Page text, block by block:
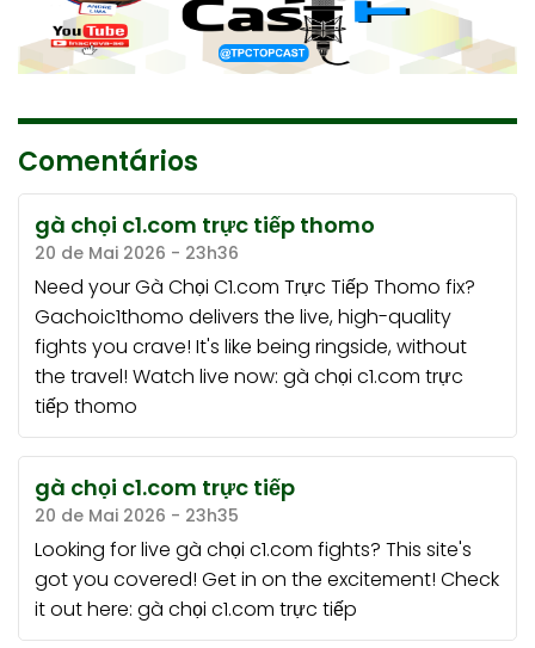
Comentários
gà chọi c1.com trực tiếp thomo
20 de Mai 2026 - 23h36
Need your Gà Chọi C1.com Trực Tiếp Thomo fix?
Gachoic1thomo delivers the live, high-quality
fights you crave! It's like being ringside, without
the travel! Watch live now: gà chọi c1.com trực
tiếp thomo
gà chọi c1.com trực tiếp
20 de Mai 2026 - 23h35
Looking for live gà chọi c1.com fights? This site's
got you covered! Get in on the excitement! Check
it out here: gà chọi c1.com trực tiếp